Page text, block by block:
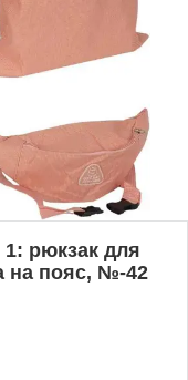
1: рюкзак для
на пояс, №-42